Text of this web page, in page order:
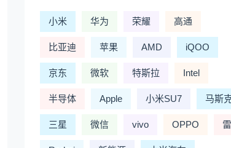
小米 华为 荣耀 高通
比亚迪 苹果 AMD iQOO
京东 微软 特斯拉 Intel
半导体 Apple 小米SU7 马斯
三星 微信 vivo OPPO